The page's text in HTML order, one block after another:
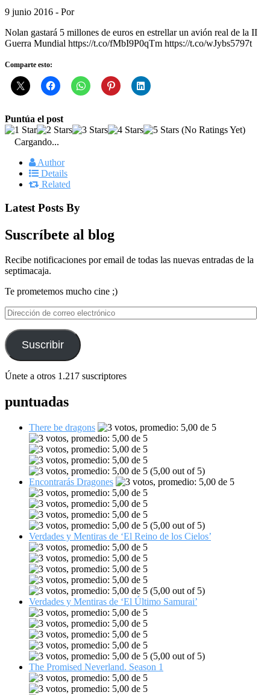
9 junio 2016 - Por
Nolan gastará 5 millones de euros en estrellar un avión real de la II
Guerra Mundial https://t.co/fMbI9P0qTm https://t.co/wJybs5797t
Comparte esto:
Puntúa el post
(No Ratings Yet)
Cargando...
Author
Details
Related
Latest Posts By
Suscríbete al blog
Recibe notificaciones por email de todas las nuevas entradas de la
septimacaja.
Te prometemos mucho cine ;)
Dirección
de
correo
electrónico
Suscribir
Únete a otros 1.217 suscriptores
puntuadas
There be dragons
(5,00 out of 5)
Encontrarás Dragones
(5,00 out of 5)
Verdades y Mentiras de ‘El Reino de los Cielos’
(5,00 out of 5)
Verdades y Mentiras de ‘El Último Samurai’
(5,00 out of 5)
The Promised Neverland. Season 1